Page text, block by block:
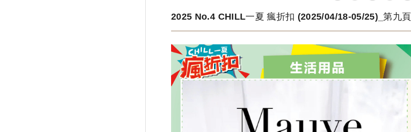
2025 No.4 CHILL一夏 瘋折扣 (2025/04/18-05/25)_第九頁